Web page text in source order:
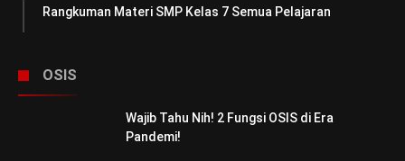
Rangkuman Materi SMP Kelas 7 Semua Pelajaran
OSIS
Wajib Tahu Nih! 2 Fungsi OSIS di Era
Pandemi!